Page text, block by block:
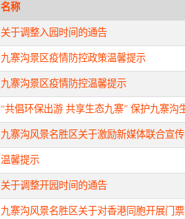
名称
关于调整入园时间的通告
九寨沟景区疫情防控政策温馨提示
九寨沟景区疫情防控温馨提示
“共倡环保出游 共享生态九寨” 保护九寨沟
九寨沟风景名胜区关于激励新媒体联合宣
温馨提示
关于调整开园时间的通告
九寨沟风景名胜区关于对香港同胞开展门